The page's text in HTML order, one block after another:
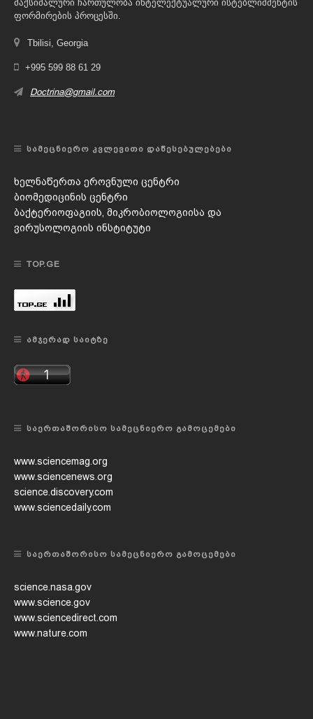
მაქსიმალური ჩართულობა ინტელექტუალური ისტებლიშმენტის
ფორმირების პროცესში.
Tbilisi, Georgia
+995 599 88 61 29
Doctrina@gmail.com
ᲡᲐᲛᲔᲪᲜᲘᲔᲠᲝ ᲙᲕᲚᲔᲕᲘᲗᲘ ᲓᲐᲬᲔᲡᲔᲑᲣᲚᲔᲑᲔᲑᲘ
ხელნაწერთა ეროვნული ცენტრი
ბიომედიცინის ცენტრი
ბაქტერიოფაგიის, მიკრობიოლოგიისა და
ვირუსოლოგიის ინსტიტუტი
TOP.GE
ᲐᲛᲯᲔᲠᲐᲓ ᲡᲐᲘᲢᲖᲔ
ᲡᲐᲔᲠᲗᲐᲨᲝᲠᲘᲡᲝ ᲡᲐᲛᲔᲪᲜᲘᲔᲠᲝ ᲒᲐᲛᲝᲪᲔᲛᲔᲑᲘ
www.sciencemag.org
www.sciencenews.org
science.discovery.com
www.sciencedaily.com
ᲡᲐᲔᲠᲗᲐᲨᲝᲠᲘᲡᲝ ᲡᲐᲛᲔᲪᲜᲘᲔᲠᲝ ᲒᲐᲛᲝᲪᲔᲛᲔᲑᲘ
science.nasa.gov
www.science.gov
www.sciencedirect.com
www.nature.com